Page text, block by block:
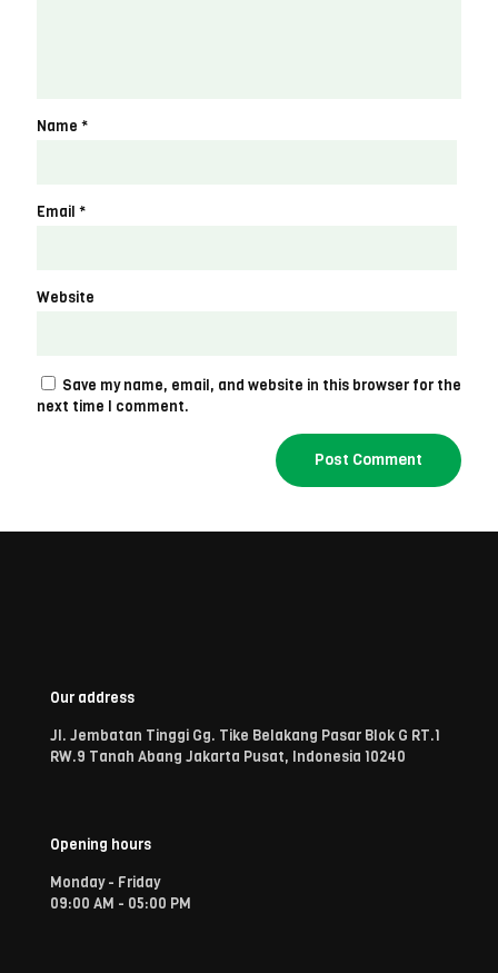
Name *
Email *
Website
Save my name, email, and website in this browser for the
next time I comment.
Our address
Jl. Jembatan Tinggi Gg. Tike Belakang Pasar Blok G RT.1
RW.9 Tanah Abang Jakarta Pusat, Indonesia 10240
Opening hours
Monday - Friday
09:00 AM - 05:00 PM